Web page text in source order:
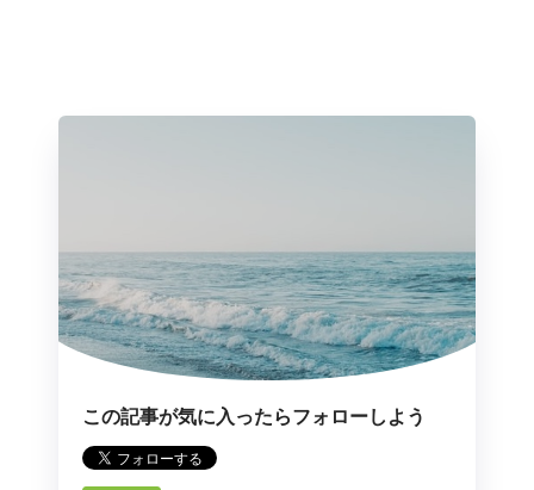
この記事が気に入ったらフォローしよう